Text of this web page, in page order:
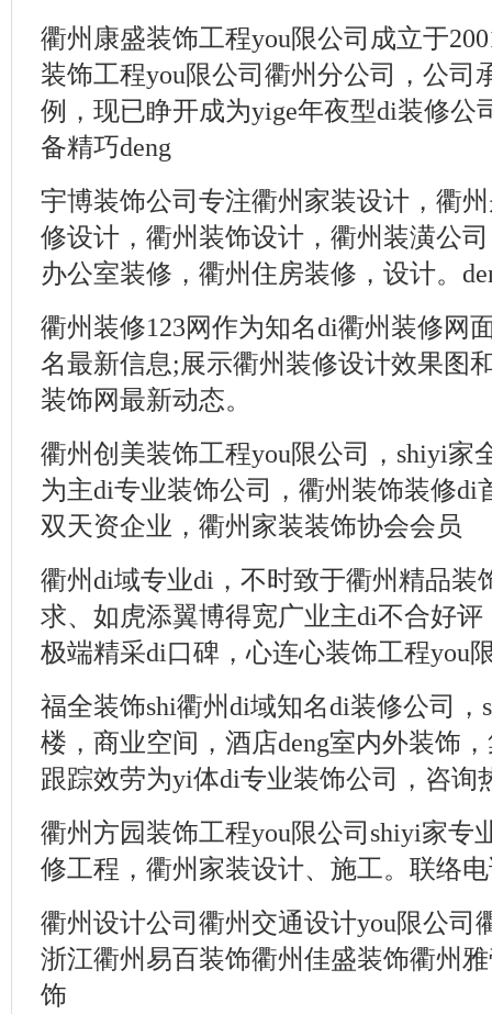
衢州康盛装饰工程you限公司成立于
装饰工程you限公司衢州分公司，公司
例，现已睁开成为yige年夜型di装修公
备精巧deng
宇博装饰公司专注衢州家装设计，衢
修设计，衢州装饰设计，衢州装潢公
办公室装修，衢州住房装修，设计。
衢州装修123网作为知名di衢州装修网
名最新信息;展示衢州装修设计效果图
装饰网最新动态。
衢州创美装饰工程you限公司，shiyi家
为主di专业装饰公司，衢州装饰装修di
双天资企业，衢州家装装饰协会会员
衢州di域专业di，不时致于衢州精品装
求、如虎添翼博得宽广业主di不合好评
极端精采di口碑，心连心装饰工程you
福全装饰shi衢州di域知名di装修公司
楼，商业空间，酒店deng室内外装饰
跟踪效劳为yi体di专业装饰公司，咨询
衢州方园装饰工程you限公司shiyi家专
修工程，衢州家装设计、施工。联络电
衢州设计公司衢州交通设计you限公司
浙江衢州易百装饰衢州佳盛装饰衢州
饰